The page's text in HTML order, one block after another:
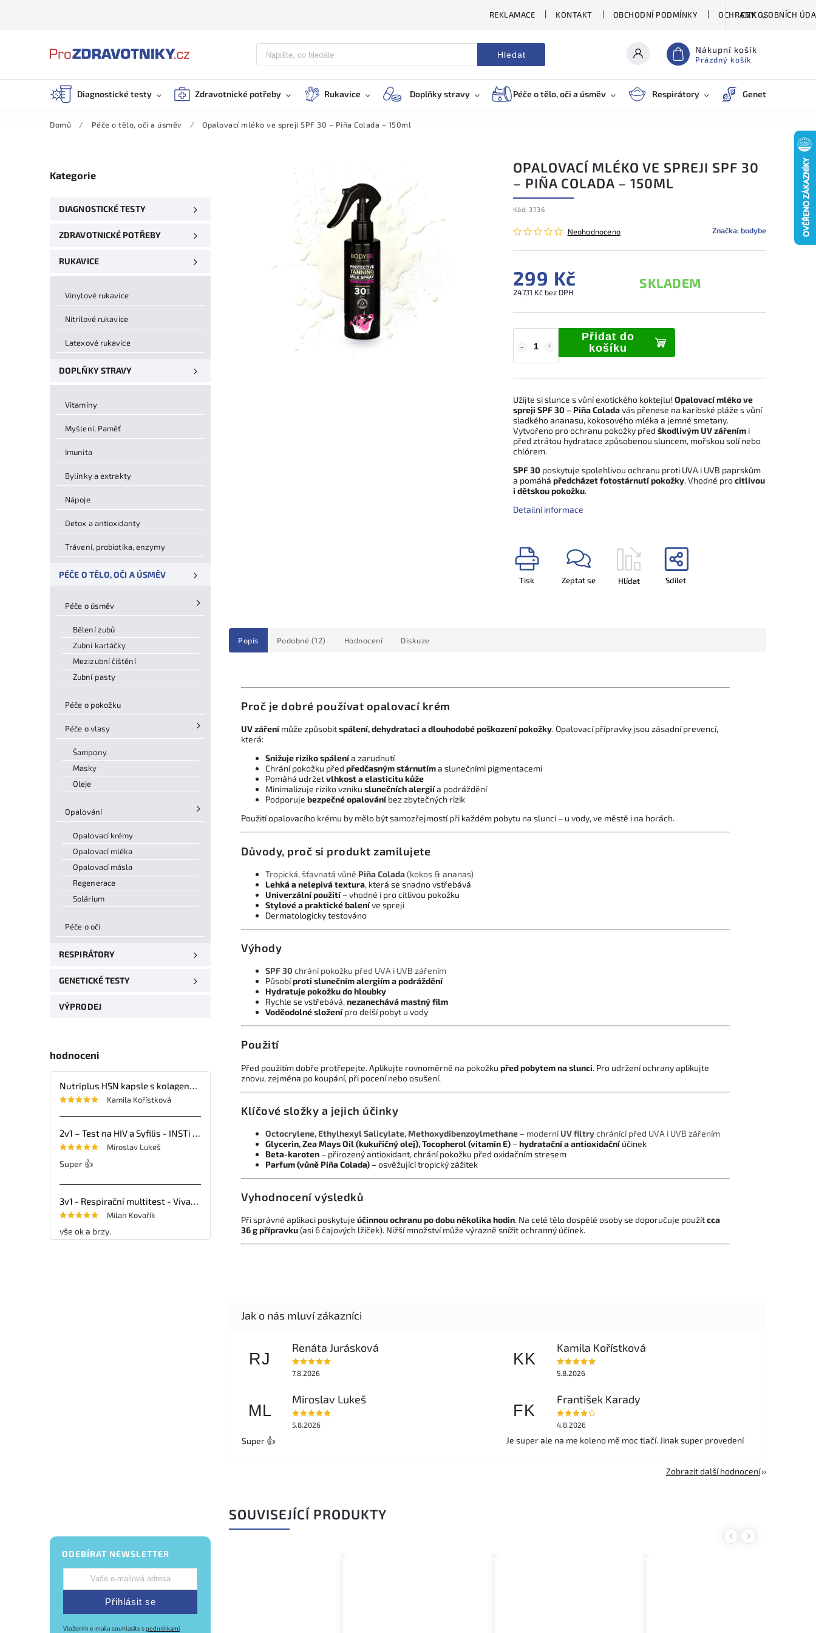
REKLAMACE KONTAKT OBCHODNÍ PODMÍNKY OCHRANY OSOBNÍCH
CZK
Hledat Nákupní košík
Prázdný košík
Diagnostické testy Zdravotnické potřeby Rukavice Doplňky stravy Péče o tělo, oči a úsměv Respirátory Genetické testy
Domů / Péče o tělo, oči a úsměv / Opalovací mléko ve spreji SPF 30 – Piña Colada – 150ml
Kategorie
DIAGNOSTICKÉ TESTY
ZDRAVOTNICKÉ POTŘEBY
RUKAVICE
Vinylové rukavice
Nitrilové rukavice
Latexové rukavice
DOPLŇKY STRAVY
Vitamíny
Myšlení, Paměť
Imunita
Bylinky a extrakty
Nápoje
Detox a antioxidanty
Trávení, probiotika, enzymy
PÉČE O TĚLO, OČI A ÚSMĚV
Péče o úsměv
Bělení zubů
Zubní kartáčky
Mezizubní čištění
Zubní pasty
Péče o pokožku
Péče o vlasy
Šampony
Masky
Oleje
Opalování
Opalovací krémy
Opalovací mléka
Opalovací másla
Regenerace
Solárium
Péče o oči
RESPIRÁTORY
GENETICKÉ TESTY
VÝPRODEJ
hodnoceni
Kamila Kořístková
Miroslav Lukeš
Super 👍
Milan Kovařík
vše ok a brzy.
ODEBÍRAT NEWSLETTER
Přihlásit se
Vložením e-mailu souhlasíte spodmínkami
OPALOVACÍ MLÉKO VE SPREJI SPF 30
– PIÑA COLADA – 150ML
Kód: 3736
Neohodnoceno Značka:bodybe
299 Kč
247,11 Kč bez DPH
SKLADEM
Přidat do
košíku
Užijte si slunce s vůní exotického koktejlu! Opalovací mléko ve
spreji SPF 30 – Piña Coladavás přenese na karibské pláže s vůní
sladkého ananasu, kokosového mléka a jemné smetany.
Vytvořeno pro ochranu pokožky před škodlivým UV zářeními
před ztrátou hydratace způsobenou sluncem, mořskou solí nebo
chlórem.
SPF 30poskytuje spolehlivou ochranu proti UVA i UVB paprskům
a pomáhá předcházet fotostárnutí pokožky. Vhodné procitlivou
i dětskou pokožku.
Detailní informace
Tisk Zeptat se Hlídat Sdílet
Popis Podobné (12) Hodnocení Diskuze
Proč je dobré používat opalovací krém
UV zářenímůže způsobitspálení, dehydrataci a dlouhodobé poškození pokožky. Opalovací přípravky jsou zásadní prevencí,
která:
Snižuje riziko spálenía zarudnutí
Chrání pokožku před předčasným stárnutíma slunečními pigmentacemi
Pomáhá udržetvlhkost a elasticitu kůže
Minimalizuje riziko vzniku slunečních alergiía podráždění
Podporuje bezpečné opalováníbez zbytečných rizik
Použití opalovacího krému by mělo být samozřejmostí při každém pobytu na slunci – u vody, ve městě i na horách.
Důvody, proč si produkt zamilujete
Tropická, šťavnatá vůně Piña Colada(kokos & ananas)
Lehká a nelepivá textura, která se snadno vstřebává
Univerzální použití– vhodné i pro citlivou pokožku
Stylové a praktické baleníve spreji
Dermatologicky testováno
Výhody
SPF 30 chrání pokožku před UVA i UVB zářením
Působíproti slunečním alergiím a podráždění
Hydratuje pokožku do hloubky
Rychle se vstřebává,nezanechává mastný film
Voděodolné složenípro delší pobyt u vody
Použití
Před použitím dobře protřepejte. Aplikujte rovnoměrně na pokožku před pobytem na slunci. Pro udržení ochrany aplikujte
znovu, zejména po koupání, při pocení nebo osušení.
Klíčové složky a jejich účinky
Octocrylene, Ethylhexyl Salicylate, Methoxydibenzoylmethane – moderníUV filtrychránící před UVA i UVB zářením
Glycerin, Zea Mays Oil (kukuřičný olej), Tocopherol (vitamin E) –hydratační a antioxidačníúčinek
Beta-karoten – přirozený antioxidant, chrání pokožku před oxidačním stresem
Parfum (vůně Piña Colada) – osvěžující tropický zážitek
Vyhodnocení výsledků
Při správné aplikaci poskytuje účinnou ochranu po dobu několika hodin. Na celé tělo dospělé osoby se doporučuje použítcca
36 g přípravku(asi 6 čajových lžiček). Nižší množství může výrazně snížit ochranný účinek.
RJ
Renáta Jurásková
7.8.2026
KK
Kamila Kořístková
5.8.2026
ML
Miroslav Lukeš
5.8.2026
Super 👍
FK
František Karady
4.8.2026
Je super ale na me koleno mě moc tlačí. Jinak super provedení
Zobrazit další hodnocení
SOUVISEJÍCÍ PRODUKTY
Previous
Next